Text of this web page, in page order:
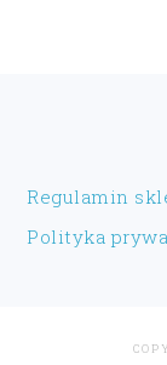
Regulamin
Polityka